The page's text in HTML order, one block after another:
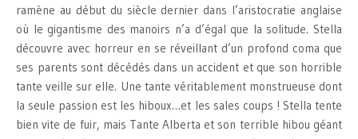
ramène au début du siècle dernier dans l’aristocratie anglaise
où le gigantisme des manoirs n’a d’égal que la solitude. Stella
découvre avec horreur en se réveillant d’un profond coma que
ses parents sont décédés dans un accident et que son horrible
tante veille sur elle. Une tante véritablement monstrueuse dont
la seule passion est les hiboux…et les sales coups ! Stella tente
bien vite de fuir, mais Tante Alberta et son terrible hibou géant